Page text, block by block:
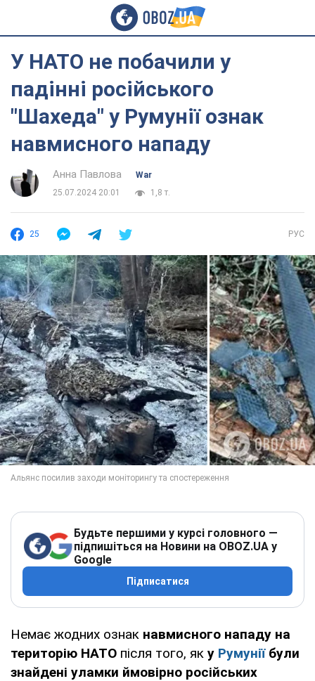
У НАТО не побачили у
падінні російського
"Шахеда" у Румунії ознак
навмисного нападу
Анна Павлова
War
25.07.2024 20:01
1,8 т.
25 РУС
Будьте першими у курсі головного —
підпишіться на Новини на OBOZ.UA у
Google
Підписатися
Немає жодних ознак навмисного нападу на
територію НАТО після того, як у Румуніїбули
знайдені уламки ймовірно російських